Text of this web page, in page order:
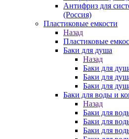
Антифриз для
(Россия)
Пластиковые емкости
Назад
Пластиковые
Баки для душа
Назад
Баки для
Баки для
Баки для
Баки для воды и
Назад
Баки для
Баки для
Баки для